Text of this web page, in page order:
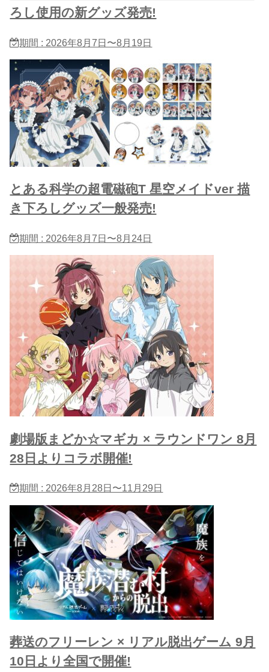
ろし使用の新グッズ発売!
期間 : 2026年8月7日〜8月19日
とある科学の超電磁砲T 星​空メイドver 描
き下ろしグッズ一般発売!
期間 : 2026年8月7日〜8月24日
劇場版まどか☆マギカ × ラウンドワン 8月
28日よりコラボ開催!
期間 : 2026年8月28日〜11月29日
葬送のフリーレン × リアル脱出ゲーム 9月
10日より全国で開催!